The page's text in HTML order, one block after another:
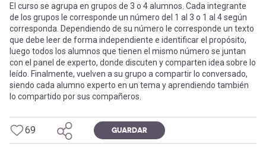
El curso se agrupa en grupos de 3 o 4 alumnos. Cada integrante
de los grupos le corresponde un número del 1 al 3 o 1 al 4 según
corresponda. Dependiendo de su número le corresponde un texto
que debe leer de forma independiente e identificar el propósito,
luego todos los alumnos que tienen el mismo número se juntan
con el panel de experto, donde discuten y comparten idea sobre lo
leído. Finalmente, vuelven a su grupo a compartir lo conversado,
siendo cada alumno experto en un tema y aprendiendo también
lo compartido por sus compañeros.
69 GUARDAR